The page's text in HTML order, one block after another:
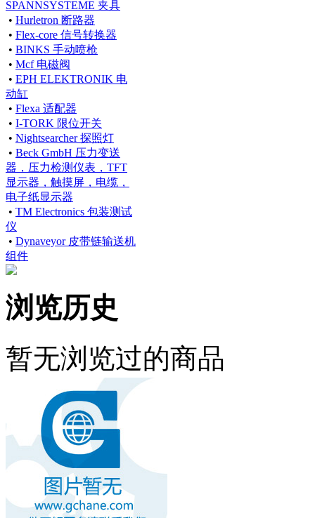
SPANNSYSTEME 夹具
• Hurletron 断路器
• Flex-core 信号转换器
• BINKS 手动喷枪
• Mcf 电磁阀
• EPH ELEKTRONIK 电
动缸
• Flexa 适配器
• I-TORK 限位开关
• Nightsearcher 探照灯
• Beck GmbH 压力变送
器，压力检测仪表，TFT
显示器，触摸屏，电缆，
电子纸显示器
• TM Electronics 包装测试
仪
• Dynaveyor 皮带链输送机
组件
浏览历史
暂无浏览过的商品